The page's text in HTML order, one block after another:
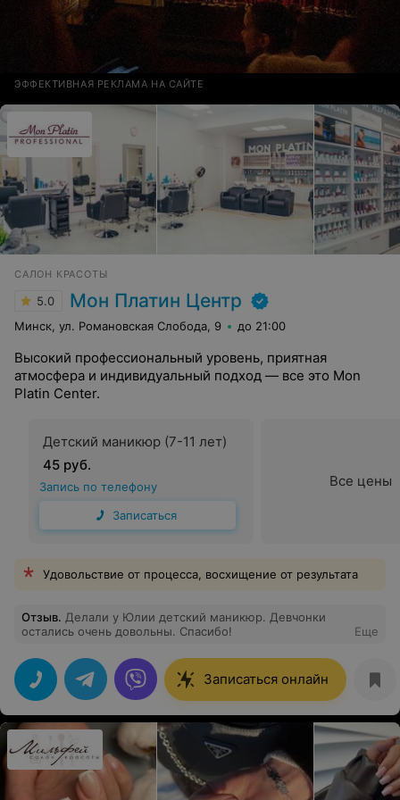
ЭФФЕКТИВНАЯ РЕКЛАМА НА САЙТЕ
САЛОН КРАСОТЫ
5.0 Мон Платин Центр
Минск, ул. Романовская Слобода, 9 до 21:00
Высокий профессиональный уровень, приятная
атмосфера и индивидуальный подход — все это Mon
Platin Center.
Детский маникюр (7-11 лет)
45 руб.
Запись по телефону
Записаться
Все цены
Удовольствие от процесса, восхищение от результата
Отзыв. Делали у Юлии детский маникюр. Девчонки
остались очень довольны. Спасибо!
Еще
Записаться онлайн